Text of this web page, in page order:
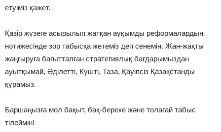
етуіміз қажет.
Қазір жүзеге асырылып жатқан ауқымды реформалардың
нәтижесінде зор табысқа жетеміз деп сенемін. Жан-жақты
жаңғыруға бағытталған стратегиялық бағдарымыздан
ауытқымай, Әділетті, Күшті, Таза, Қауіпсіз Қазақстанды
құрамыз.
Баршаңызға мол бақыт, бақ-береке және толағай табыс
тілеймін!